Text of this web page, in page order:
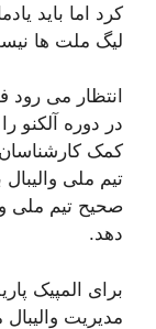
کرد اما باید
لیگ ملت ها
انتظار می رود
در دوره آلکنو
کمک
تیم ملی والیبال
صحیح تیم ملی
دهد.
برای المپیک
مدیریت